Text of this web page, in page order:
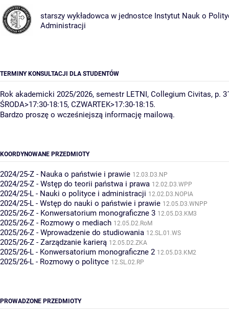
starszy wykładowca w jednostce Instytut Nauk o
Administracji
TERMINY KONSULTACJI DLA STUDENTÓW
Rok akademicki 2025/2026, semestr LETNI, Collegium Civitas, p.
ŚRODA>17:30-18:15, CZWARTEK>17:30-18:15.
Bardzo proszę o wcześniejszą informację mailową.
KOORDYNOWANE PRZEDMIOTY
2024/25-Z - Nauka o państwie i prawie 12.03.D3.NP
2024/25-Z - Wstęp do teorii państwa i prawa 12.02.D3.WPP
2024/25-L - Nauki o polityce i administracji 12.02.D3.NOPIA
2024/25-L - Wstęp do nauki o państwie i prawie 12.05.D3.WNPP
2025/26-Z - Konwersatorium monograficzne 3 12.05.D3.KM3
2025/26-Z - Rozmowy o mediach 12.05.D2.RoM
2025/26-Z - Wprowadzenie do studiowania 12.SL.01.WS
2025/26-Z - Zarządzanie karierą 12.05.D2.ZKA
2025/26-L - Konwersatorium monograficzne 2 12.05.D3.KM2
2025/26-L - Rozmowy o polityce 12.SL.02.RP
PROWADZONE PRZEDMIOTY